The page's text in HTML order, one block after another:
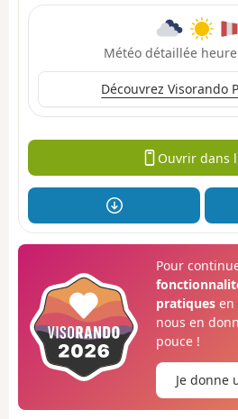
Météo détaillée
Découvrez Visorando
Ouvrir dans
Pour
pratiquesen
nous en
pouce !
Je donne